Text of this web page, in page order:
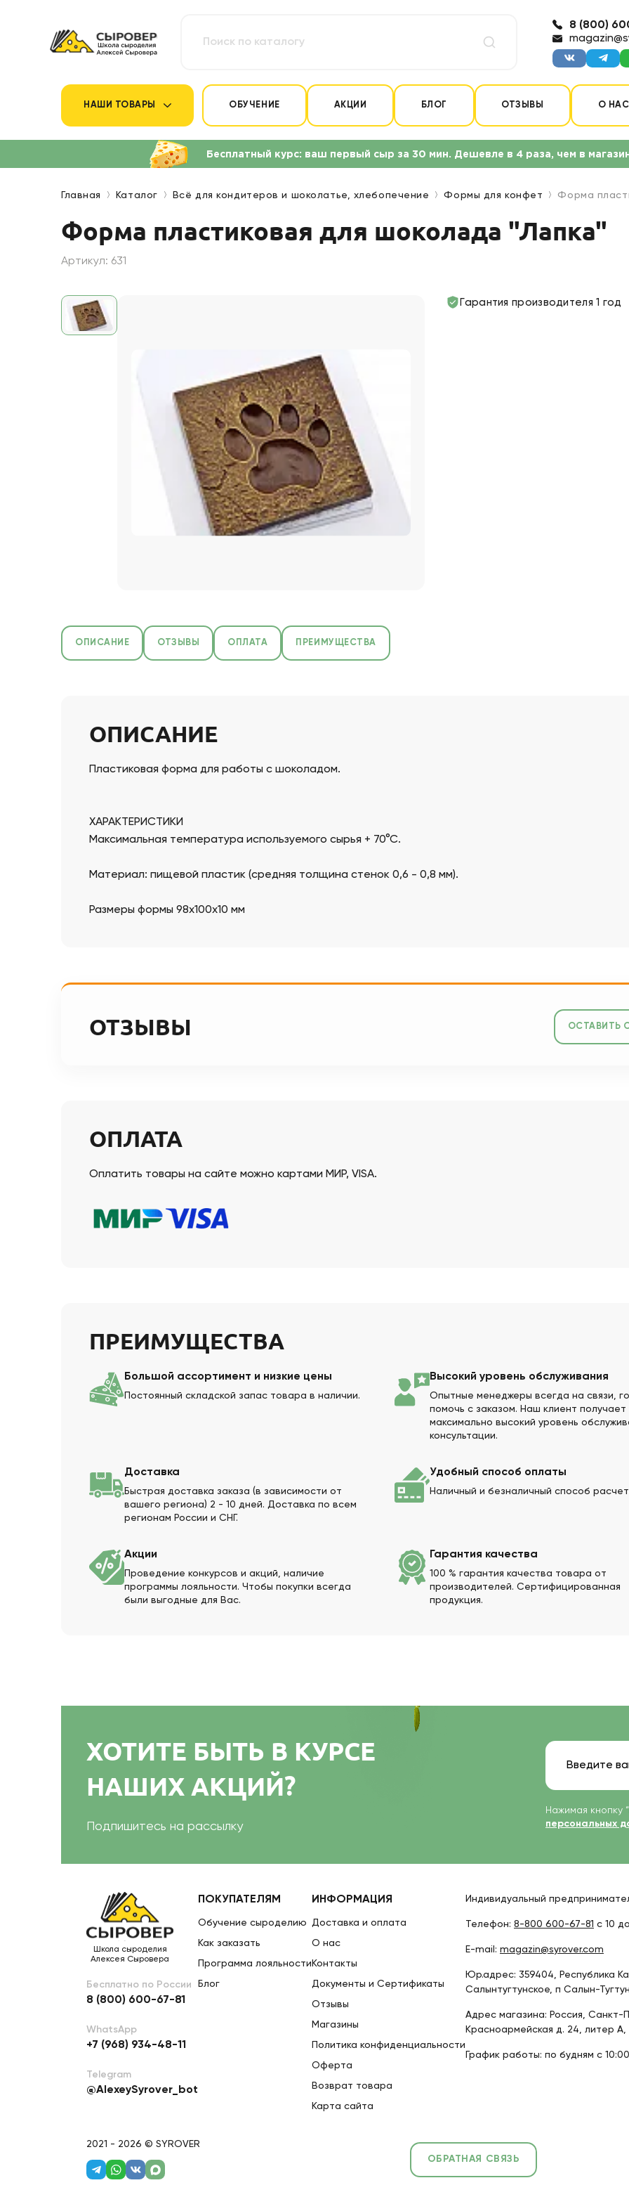
8 (800)
НАШИ ТОВАРЫ ОБУЧЕНИЕ АКЦИИ БЛОГ ОТЗЫВЫ О НАС
Главная Каталог Всё для кондитеров и шоколатье, хлебопечение Формы для конфет Форма
Форма пластиковая для шоколада "Лапка"
Артикул: 631
Гарантия производителя 1 год
ОПИСАНИЕ ОТЗЫВЫ ОПЛАТА ПРЕИМУЩЕСТВА
ОПИСАНИЕ
Пластиковая форма для работы с шоколадом.
ХАРАКТЕРИСТИКИ
Максимальная температура используемого сырья + 70°С.
Материал: пищевой пластик (средняя толщина стенок 0,6 - 0,8 мм).
Размеры формы 98х100х10 мм
ОТЗЫВЫ ОСТАВИТЬ
ОПЛАТА
Оплатить товары на сайте можно картами МИР, VISA.
ПРЕИМУЩЕСТВА
Большой ассортимент и низкие цены
Постоянный складской запас товара в наличии.
Высокий уровень обслуживания
Опытные менеджеры всегда на связи,
помочь с заказом. Наш клиент получает
максимально высокий уровень
консультации.
Доставка
Быстрая доставка заказа (в зависимости от
вашего региона) 2 - 10 дней. Доставка по всем
регионам России и СНГ.
Удобный способ оплаты
Наличный и безналичный способ
Акции
Проведение конкурсов и акций, наличие
программы лояльности. Чтобы покупки всегда
были выгодные для Вас.
Гарантия качества
100 % гарантия качества товара от
производителей. Сертифицированная
продукция.
ХОТИТЕ БЫТЬ В КУРСЕ
НАШИХ АКЦИЙ?
Подпишитесь на рассылку
Нажимая кнопку
персональных
Школа сыроделия
Алексея Сыровера
Бесплатно по России
8 (800) 600-67-81
WhatsApp
+7 (968) 934-48-11
Telegram
@AlexeySyrover_bot
ПОКУПАТЕЛЯМ
Обучение сыроделию
Как заказать
Программа лояльности
Блог
ИНФОРМАЦИЯ
Доставка и оплата
О нас
Контакты
Документы и Сертификаты
Отзывы
Магазины
Политика конфиденциальности
Оферта
Возврат товара
Карта сайта
Индивидуальный
Телефон: 8-800 600-67-81 с 10
E-mail: magazin@syrover.com
Юр.адрес: 359404, Республика
Салынтугтунское, п Салын-
Адрес магазина: Россия, Санкт-
Красноармейская д. 24, литер
График работы: по будням с
2021 - 2026 © SYROVER
ОБРАТНАЯ СВЯЗЬ
Бесплатный курс: ваш первый сыр за 30 мин. Дешевле в 4 раза, чем в